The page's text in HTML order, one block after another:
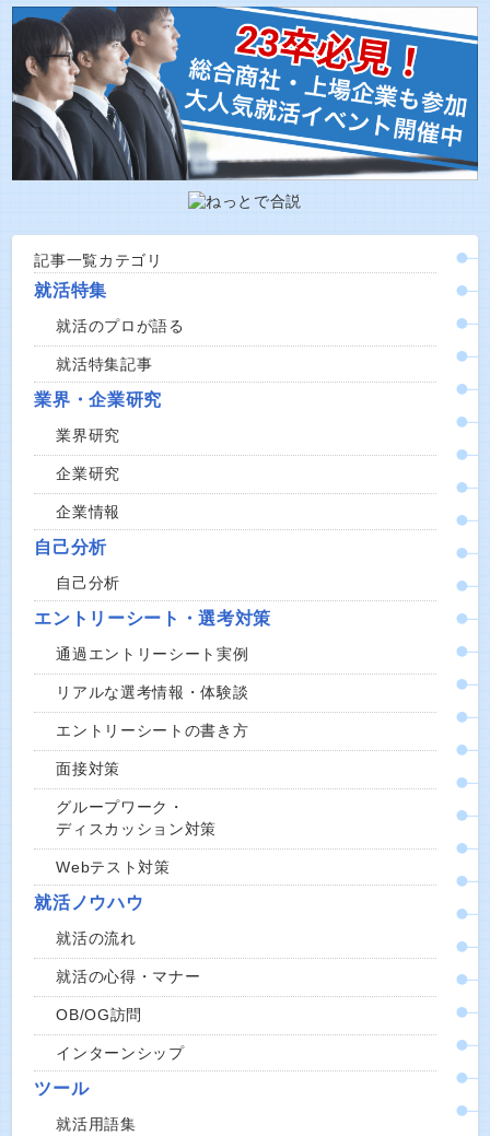
記事一覧カテゴリ
就活特集
就活のプロが語る
就活特集記事
業界・企業研究
業界研究
企業研究
企業情報
自己分析
自己分析
エントリーシート・選考対策
通過エントリーシート実例
リアルな選考情報・体験談
エントリーシートの書き方
面接対策
グループワーク・
ディスカッション対策
Webテスト対策
就活ノウハウ
就活の流れ
就活の心得・マナー
OB/OG訪問
インターンシップ
ツール
就活用語集